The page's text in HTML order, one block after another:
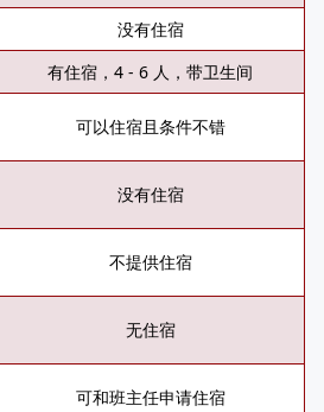
没有住宿
有住宿，4 - 6 人，带卫生间
可以住宿且条件不错
没有住宿
不提供住宿
无住宿
可和班主任申请住宿